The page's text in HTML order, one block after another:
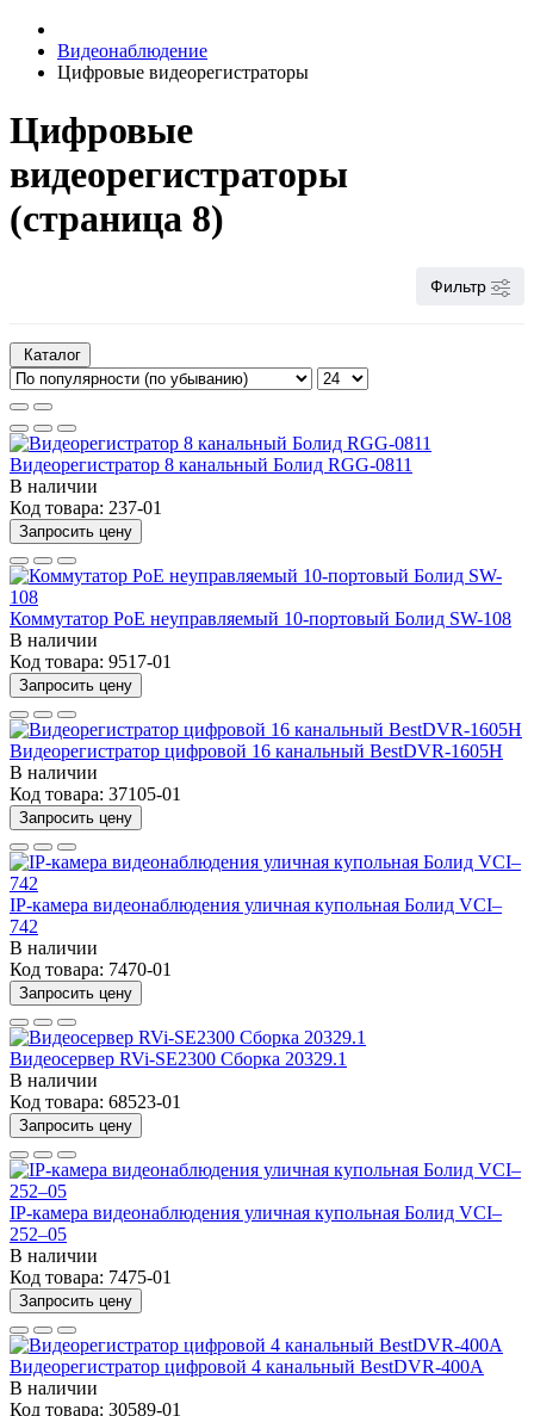
Видеонаблюдение
Цифровые видеорегистраторы
Цифровые
видеорегистраторы
(страница 8)
Фильтр
Каталог
Видеорегистратор 8 канальный Болид RGG-0811
В наличии
Код товара: 237-01
Запросить цену
Коммутатор PoE неуправляемый 10-портовый Болид SW-108
В наличии
Код товара: 9517-01
Запросить цену
Видеорегистратор цифровой 16 канальный BestDVR-1605H
В наличии
Код товара: 37105-01
Запросить цену
IP-камера видеонаблюдения уличная купольная Болид VCI–
742
В наличии
Код товара: 7470-01
Запросить цену
Видеосервер RVi-SE2300 Сборка 20329.1
В наличии
Код товара: 68523-01
Запросить цену
IP-камера видеонаблюдения уличная купольная Болид VCI–
252–05
В наличии
Код товара: 7475-01
Запросить цену
Видеорегистратор цифровой 4 канальный BestDVR-400A
В наличии
Код товара: 30589-01